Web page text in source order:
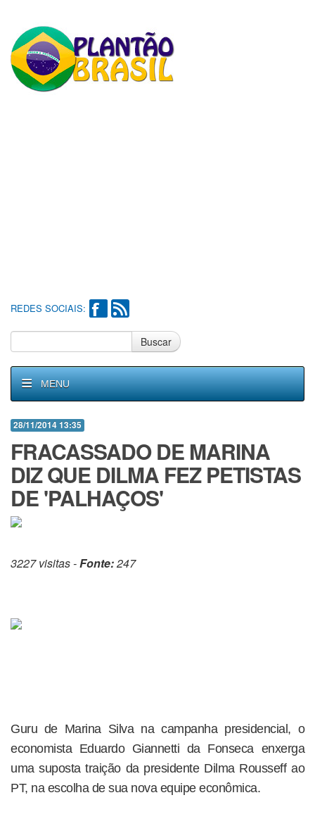
REDES SOCIAIS:
Buscar
MENU
28/11/2014 13:35
FRACASSADO DE MARINA
DIZ QUE DILMA FEZ PETISTAS
DE 'PALHAÇOS'
3227 visitas -Fonte:247
Guru de Marina Silva na campanha presidencial, o
economista Eduardo Giannetti da Fonseca enxerga
uma suposta traição da presidente Dilma Rousseff ao
PT, na escolha de sua nova equipe econômica.